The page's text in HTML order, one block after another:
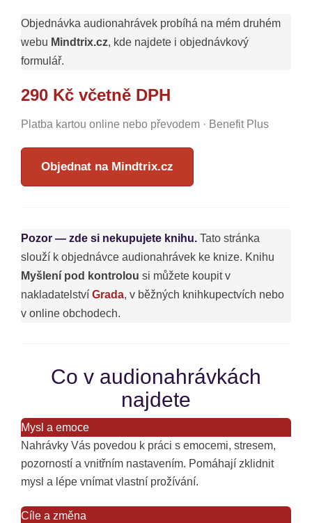
Objednávka audionahrávek probíhá na mém druhém
webu Mindtrix.cz, kde najdete i objednávkový
formulář.
290 Kč včetně DPH
Platba kartou online nebo převodem · Benefit Plus
Objednat na Mindtrix.cz
Pozor — zde si nekupujete knihu. Tato stránka
slouží k objednávce audionahrávek ke knize. Knihu
Myšlení pod kontrolou si můžete koupit v
nakladatelství Grada, v běžných knihkupectvích nebo
v online obchodech.
Co v audionahrávkách
najdete
Mysl a emoce
Nahrávky Vás povedou k práci s emocemi, stresem,
pozorností a vnitřním nastavením. Pomáhají zklidnit
mysl a lépe vnímat vlastní prožívání.
Cíle a změna